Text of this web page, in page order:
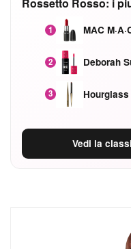
Rossetto Rosso: i
1
2 Deborah
3
Vedi la